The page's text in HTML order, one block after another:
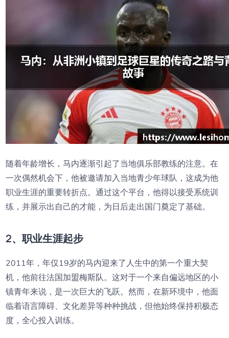
随着年龄增长，马内逐渐引起了当地俱乐部教练的注意。在
一次偶然机会下，他被邀请加入当地青少年球队，这成为他
职业生涯的重要转折点。通过这个平台，他得以接受系统训
练，并展示出自己的才能，为日后走出国门奠定了基础。
2、职业生涯起步
2011年，年仅19岁的马内迎来了人生中的第一个重大契
机，他前往法国加盟梅斯队。这对于一个来自偏远地区的小
镇青年来说，是一次巨大的飞跃。然而，在新环境中，他面
临着语言障碍、文化差异等种种挑战，但他始终保持积极态
度，全心投入训练。